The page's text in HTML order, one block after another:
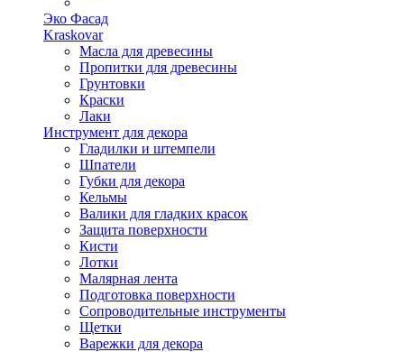
Эко Фасад
Kraskovar
Масла для древесины
Пропитки для древесины
Грунтовки
Краски
Лаки
Инструмент для декора
Гладилки и штемпели
Шпатели
Губки для декора
Кельмы
Валики для гладких красок
Защита поверхности
Кисти
Лотки
Малярная лента
Подготовка поверхности
Сопроводительные инструменты
Щетки
Варежки для декора